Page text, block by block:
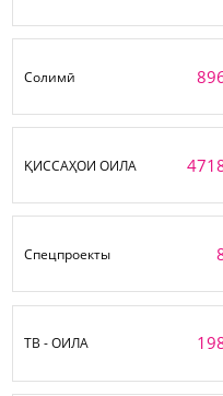
Солимӣ
ҚИССАҲОИ ОИЛА
Спецпроекты
ТВ - ОИЛА